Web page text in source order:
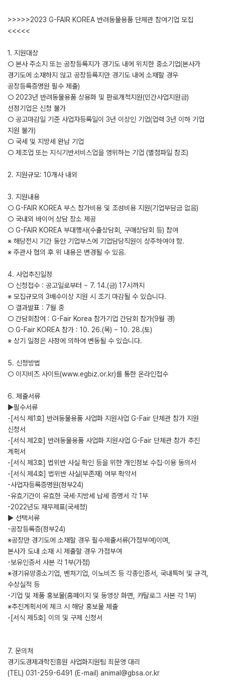
>>>>>2023 G-FAIR KOREA 반려동물용품 단체관 참여기업 모집
<<<<<
1. 지원대상
○ 본사 주소지 또는 공장등록지가 경기도 내에 위치한 중소기업(본사가
경기도에 소재하지 않고 공장등록지만 경기도 내에 소재할 경우
공장등록증명원 필수 제출)
○ 2023년 반려동물용품 상용화 및 판로개척지원(민간사업지원금)
선정기업은 신청 불가
○ 공고마감일 기준 사업자등록일이 3년 이상인 기업(업력 3년 이하 기업
지원 불가)
○ 국세 및 지방세 완납 기업
○ 제조업 또는 지식기반서비스업을 영위하는 기업 (별첨파일 참조)
2. 지원규모: 10개사 내외
3. 지원내용
○ G-FAIR KOREA 부스 참가비용 및 조성비용 지원(기업부담금 없음)
○ 국내외 바이어 상담 장소 제공
○ G-FAIR KOREA 부대행사(수출상담회, 구매상담회 등) 참여
※ 해당전시 기간 동안 기업부스에 기업담당직원이 상주하여야 함.
※ 주관사 협의 후 위 내용은 변경될 수 있음.
4. 사업추진일정
○ 신청접수 : 공고일로부터 ~ 7. 14.(금) 17시까지
※ 모집규모의 3배수이상 지원 시 조기 마감될 수 있습니다.
○ 결과발표 : 7월 중
○ 간담회참여 : G-Fair Korea 참가기업 간담회 참가(9월 경)
○ G-Fair KOREA 참가 : 10. 26.(목) ~ 10. 28.(토)
※ 상기 일정은 사정에 의하여 변동될 수 있습니다.
5. 신청방법
○ 이지비즈 사이트(www.egbiz.or.kr)를 통한 온라인접수
6. 제출서류
▶필수서류
-[서식 제1호] 반려동물용품 사업화 지원사업 G-Fair 단체관 참가 지원
신청서
-[서식 제2호] 반려동물용품 사업화 지원사업 G-Fair 단체관 참가 추진
계획서
-[서식 제3호] 법위반 사실 확인 등을 위한 개인정보 수집·이용 동의서
-[서식 제4호] 법위반 사실(부존재) 여부 확약서
-사업자등록증명원(정부24)
-유효기간이 유효한 국세·지방세 납세 증명서 각 1부
-2022년도 재무제표(국세청)
▶ 선택서류
-공장등록증(정부24)
※공장만 경기도에 소재할 경우 필수제출서류(가점부여)이며,
본사가 도내 소재 시 제출할 경우 가점부여
-보유인증서 사본 각 1부(가점)
※경기유망중소기업, 벤처기업, 이노비즈 등 각종인증서, 국내특허 및 규격,
수상실적 등
-기업 및 제품 홍보물(홈페이지 및 동영상 화면, 카탈로그 사본 각 1부)
※추진계획서에 체크 시 해당 홍보물 제출
-[서식 제5호] 이의 및 구제 신청서
7. 문의처
경기도경제과학진흥원 사업화지원팀 최문영 대리
(TEL) 031-259-6491 (E-mail) animal@gbsa.or.kr